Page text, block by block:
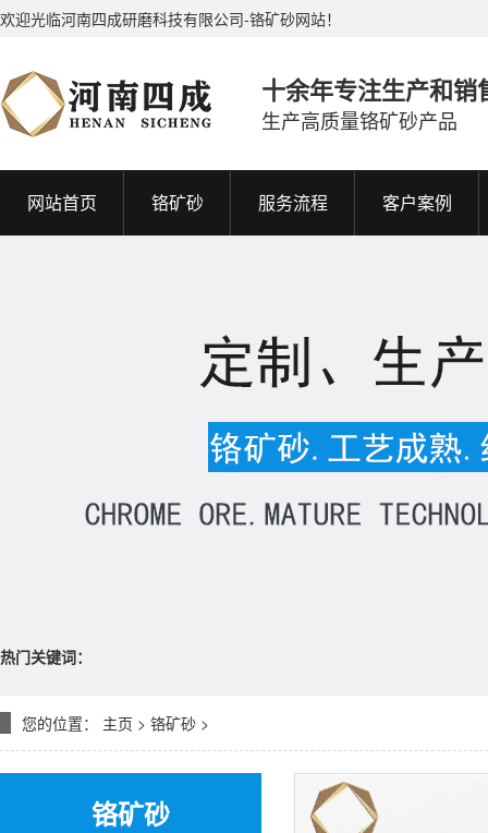
欢迎光临河南四成研磨科技有限公司-铬矿砂网站！
十余年专注生产和销
生产高质量铬矿砂产品
网站首页 铬矿砂 服务流程 客户案例
热门关键词：
您的位置： 主页 > 铬矿砂 >
铬矿砂